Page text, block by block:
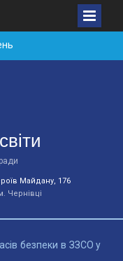
Майдану, 176
Чернівці
безпеки в ЗЗСО у